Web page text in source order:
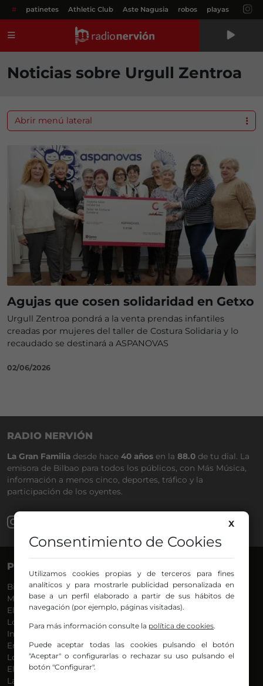
# patinetes Athletic Club Aste Nagusia robos playas
Noticias sobre Urgull Zentroa
Agujas que cosen solidaridad en Getxo
Urgull Zentroa pondrá a la venta prendas infantiles
creadas por mujeres del taller de Costura Solidaria y lo
recaudado se destinará a ASPANOVAS
02/06/2026
Abrir menú lateral
RADIO NERVIÓN
La Gran Familia desde hace 40 años en la 88.0 de tu dial. La
emisora de Bilbao para todos los públicos, con Más Música,
información a menos cinco, deportes, tráfico y la
participación de los oyentes.
PROGRAMAS
Bilbosport
Más Música
El Madrugador
Lo Más Nuevo
Informativos
En Ruta
Locos por la Música
El Supermadrugador
La Mañana de Radio Nervión
Agurtzane
Belén Ollero
Dani
Eduardo
Endika
Iker
X
Consentimiento de Cookies
Utilizamos cookies propias y de terceros para fines
analíticos y para mostrarle publicidad personalizada en
base a un perfil elaborado a partir de sus hábitos de
navegación (por ejemplo, páginas visitadas).
Para más información consulte la política de cookies.
Puede aceptar todas las cookies pulsando el botón
"Aceptar" o configurarlas o rechazar su uso pulsando el
botón "Configurar".